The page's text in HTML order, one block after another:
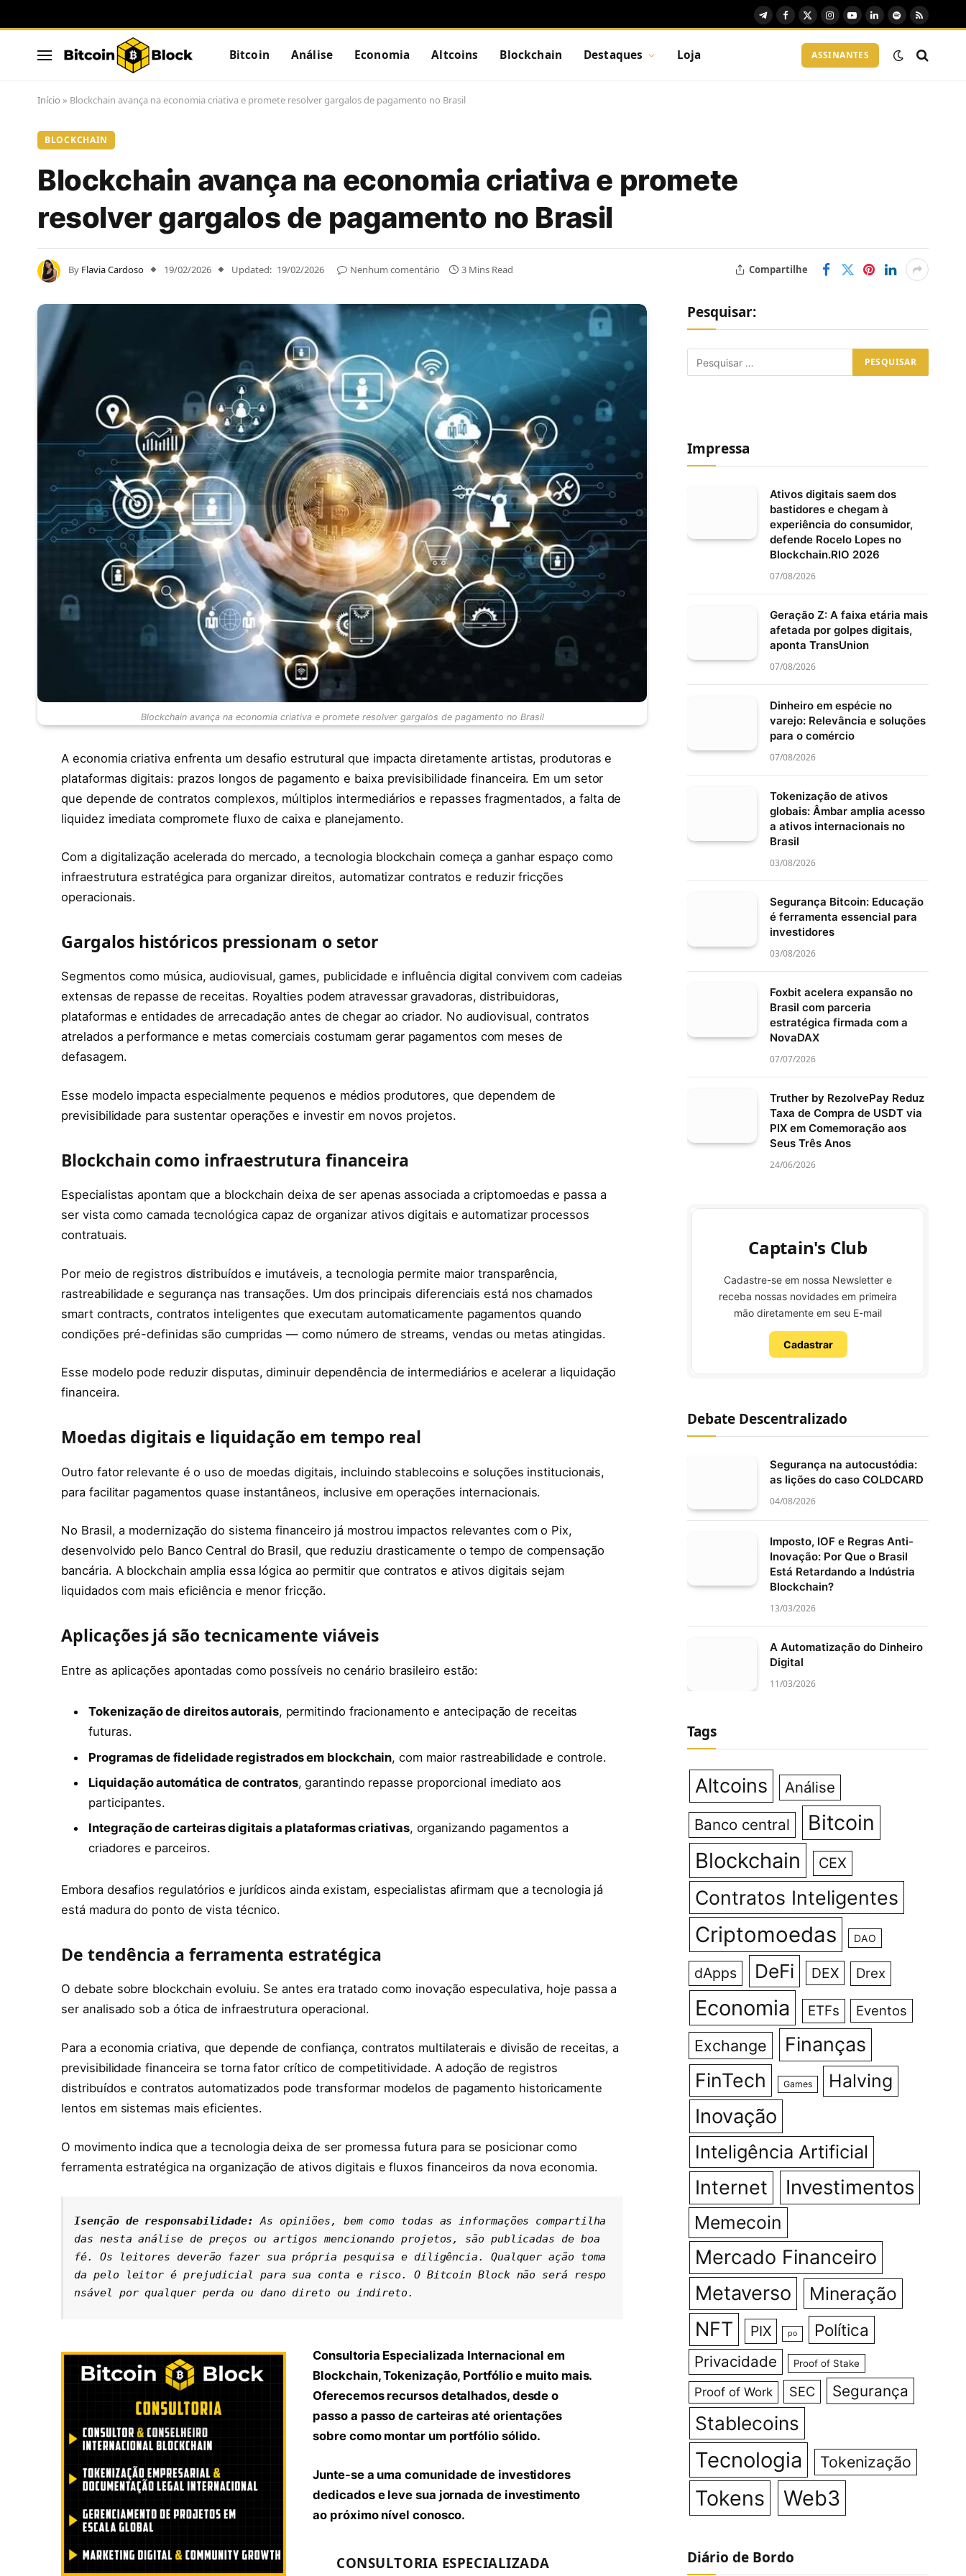
TelegramFacebook
X
Instagram
YouTubeLinkedIn
Spotify
RSS
Bitcoin Análise Economia Altcoins Blockchain Destaques Loja ASSINANTES
Início » Blockchain avança na economia criativa e promete resolver gargalos de pagamento no Brasil
BLOCKCHAIN
Blockchain avança na economia criativa e promete
resolver gargalos de pagamento no Brasil
By Flavia Cardoso 19/02/2026 Updated: 19/02/2026 Nenhum comentário 3 Mins Read Compartilhe
Blockchain avança na economia criativa e promete resolver gargalos de pagamento no Brasil
A economia criativa enfrenta um desafio estrutural que impacta diretamente artistas, produtoras e
plataformas digitais: prazos longos de pagamento e baixa previsibilidade financeira. Em um setor
que depende de contratos complexos, múltiplos intermediários e repasses fragmentados, a falta de
liquidez imediata compromete fluxo de caixa e planejamento.
Com a digitalização acelerada do mercado, a tecnologia blockchain começa a ganhar espaço como
infraestrutura estratégica para organizar direitos, automatizar contratos e reduzir fricções
operacionais.
Gargalos históricos pressionam o setor
Segmentos como música, audiovisual, games, publicidade e influência digital convivem com cadeias
extensas de repasse de receitas. Royalties podem atravessar gravadoras, distribuidoras,
plataformas e entidades de arrecadação antes de chegar ao criador. No audiovisual, contratos
atrelados a performance e metas comerciais costumam gerar pagamentos com meses de
defasagem.
Esse modelo impacta especialmente pequenos e médios produtores, que dependem de
previsibilidade para sustentar operações e investir em novos projetos.
Blockchain como infraestrutura financeira
Especialistas apontam que a blockchain deixa de ser apenas associada a criptomoedas e passa a
ser vista como camada tecnológica capaz de organizar ativos digitais e automatizar processos
contratuais.
Por meio de registros distribuídos e imutáveis, a tecnologia permite maior transparência,
rastreabilidade e segurança nas transações. Um dos principais diferenciais está nos chamados
smart contracts, contratos inteligentes que executam automaticamente pagamentos quando
condições pré-definidas são cumpridas — como número de streams, vendas ou metas atingidas.
Esse modelo pode reduzir disputas, diminuir dependência de intermediários e acelerar a liquidação
financeira.
Moedas digitais e liquidação em tempo real
Outro fator relevante é o uso de moedas digitais, incluindo stablecoins e soluções institucionais,
para facilitar pagamentos quase instantâneos, inclusive em operações internacionais.
No Brasil, a modernização do sistema financeiro já mostrou impactos relevantes com o Pix,
desenvolvido pelo Banco Central do Brasil, que reduziu drasticamente o tempo de compensação
bancária. A blockchain amplia essa lógica ao permitir que contratos e ativos digitais sejam
liquidados com mais eficiência e menor fricção.
Aplicações já são tecnicamente viáveis
Entre as aplicações apontadas como possíveis no cenário brasileiro estão:
Tokenização de direitos autorais, permitindo fracionamento e antecipação de receitas
futuras.
Programas de fidelidade registrados em blockchain, com maior rastreabilidade e controle.
Liquidação automática de contratos, garantindo repasse proporcional imediato aos
participantes.
Integração de carteiras digitais a plataformas criativas, organizando pagamentos a
criadores e parceiros.
Embora desafios regulatórios e jurídicos ainda existam, especialistas afirmam que a tecnologia já
está madura do ponto de vista técnico.
De tendência a ferramenta estratégica
O debate sobre blockchain evoluiu. Se antes era tratado como inovação especulativa, hoje passa a
ser analisado sob a ótica de infraestrutura operacional.
Para a economia criativa, que depende de confiança, contratos multilaterais e divisão de receitas, a
previsibilidade financeira se torna fator crítico de competitividade. A adoção de registros
distribuídos e contratos automatizados pode transformar modelos de pagamento historicamente
lentos em sistemas mais eficientes.
O movimento indica que a tecnologia deixa de ser promessa futura para se posicionar como
ferramenta estratégica na organização de ativos digitais e fluxos financeiros da nova economia.
Isenção de responsabilidade: As opiniões, bem como todas as informações compartilha
das nesta análise de preços ou artigos mencionando projetos, são publicadas de boa
fé. Os leitores deverão fazer sua própria pesquisa e diligência. Qualquer ação toma
da pelo leitor é prejudicial para sua conta e risco. O Bitcoin Block não será respo
nsável por qualquer perda ou dano direto ou indireto.
Consultoria Especializada Internacional em
Blockchain, Tokenização, Portfólio e muito mais.
Oferecemos recursos detalhados, desde o
passo a passo de carteiras até orientações
sobre como montar um portfólio sólido.
Junte-se a uma comunidade de investidores
dedicados e leve sua jornada de investimento
ao próximo nível conosco.
CONSULTORIA ESPECIALIZADA
Pesquisar:
Impressa
Ativos digitais saem dos
bastidores e chegam à
experiência do consumidor,
defende Rocelo Lopes no
Blockchain.RIO 2026
07/08/2026
Geração Z: A faixa etária mais
afetada por golpes digitais,
aponta TransUnion
07/08/2026
Dinheiro em espécie no
varejo: Relevância e soluções
para o comércio
07/08/2026
Tokenização de ativos
globais: Âmbar amplia acesso
a ativos internacionais no
Brasil
03/08/2026
Segurança Bitcoin: Educação
é ferramenta essencial para
investidores
03/08/2026
Foxbit acelera expansão no
Brasil com parceria
estratégica firmada com a
NovaDAX
07/07/2026
Truther by RezolvePay Reduz
Taxa de Compra de USDT via
PIX em Comemoração aos
Seus Três Anos
24/06/2026
Captain's Club
Cadastre-se em nossa Newsletter e
receba nossas novidades em primeira
mão diretamente em seu E-mail
Cadastrar
Debate Descentralizado
Segurança na autocustódia:
as lições do caso COLDCARD
04/08/2026
Imposto, IOF e Regras Anti-
Inovação: Por Que o Brasil
Está Retardando a Indústria
Blockchain?
13/03/2026
A Automatização do Dinheiro
Digital
11/03/2026
Tags
Altcoins Análise
Banco central
Bitcoin
Blockchain
CEX
Contratos Inteligentes
Criptomoedas DAO
dApps DeFi DEX Drex
Economia ETFs Eventos
Exchange Finanças
FinTech Games Halving
Inovação
Inteligência Artificial
Internet Investimentos
Memecoin
Mercado Financeiro
Metaverso
Mineração
NFT PIX po Política
Privacidade Proof of Stake
Proof of Work SEC Segurança
Stablecoins
Tecnologia Tokenização
Tokens Web3
Diário de Bordo